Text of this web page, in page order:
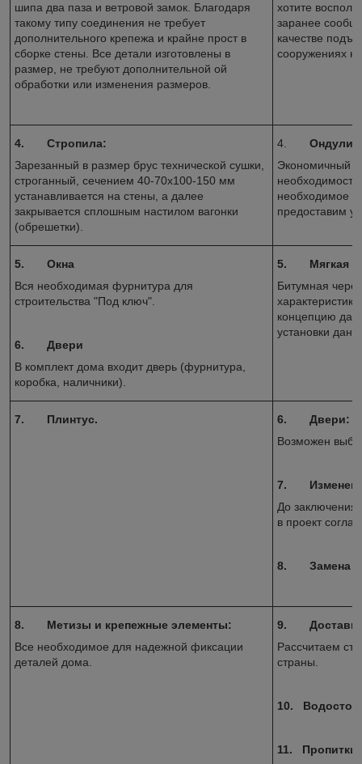
шипа два паза и ветровой замок. Благодаря
такому типу соединения не требует
дополнительного крепежа и крайне прост в
сборке стены. Все детали изготовлены в
размер, не требуют дополнительной ой
обработки или изменения размеров.
хотите
заранее
качестве
сооружениях
4. Стропила:
Зарезанный в размер брус технической сушки,
строганный, сечением 40-70х100-150 мм
устанавливается на стены, а далее
закрывается сплошным настилом вагонки
(обрешетки).
4.
Экономичный и
необходимое
предоставим
5. Окна
Вся необходимая фурнитура для
строительства "Под ключ".
6. Двери
В комплект дома входит дверь (фурнитура,
коробка, наличники).
5. Мягкая
Битумная
концепцию
установки
7. Плинтус. 6. Двери:
Возможен
7.
До заключения
в проект
8. Замена
8. Метизы и крепежные элементы:
Все необходимое для надежной фиксации
деталей дома.
9.
Рассчитаем
страны.
10.
11.